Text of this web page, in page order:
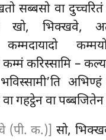
सब्बसो वा दुच्चरितं
खो, भिक्खवे,
कम्मदायादो
करिस्सामि –
गहट्ठेन वा पब्बजितेन
(पी. क.)] सो,